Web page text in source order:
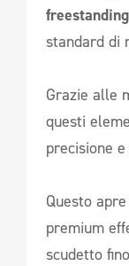
freestanding
standard di
Grazie alle
questi
precisione
Questo
premium
scudetto